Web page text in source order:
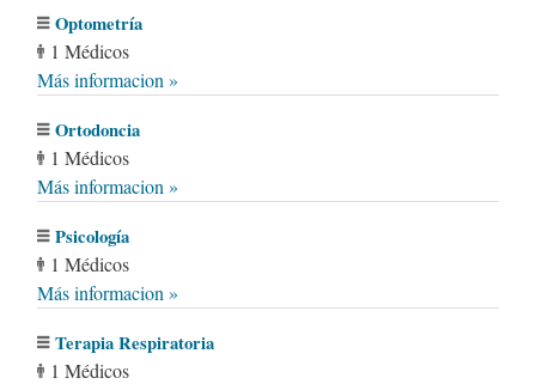
Optometría
1 Médicos
Más informacion »
Ortodoncia
1 Médicos
Más informacion »
Psicología
1 Médicos
Más informacion »
Terapia Respiratoria
1 Médicos